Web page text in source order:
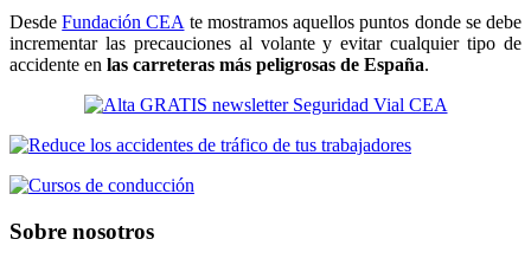
DesdeFundación CEA te mostramos aquellos puntos donde se debe
incrementar las precauciones al volante y evitar cualquier tipo de
accidente en las carreteras más peligrosas de España.
Sobre nosotros